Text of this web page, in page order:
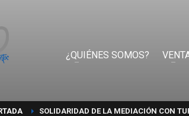
¿QUIÉNES SOMOS?
SOLIDARIDAD DE LA MEDIACIÓN CON